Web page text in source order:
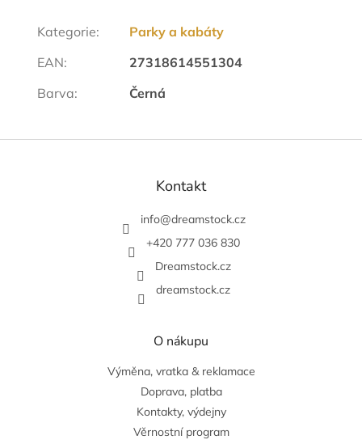
Kategorie:
Parky a kabáty
EAN:
27318614551304
Barva: Černá
Z
Kontakt
info@dreamstock.cz
+420 777 036 830
Dreamstock.cz
dreamstock.cz
O nákupu
Výměna, vratka & reklamace
Doprava, platba
Kontakty, výdejny
Věrnostní program